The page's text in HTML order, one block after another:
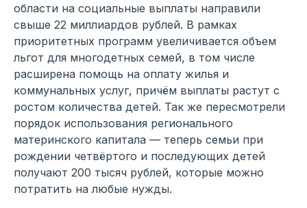
области на социальные выплаты направили
свыше 22 миллиардов рублей. В рамках
приоритетных программ увеличивается объем
льгот для многодетных семей, в том числе
расширена помощь на оплату жилья и
коммунальных услуг, причём выплаты растут с
ростом количества детей. Так же пересмотрели
порядок использования регионального
материнского капитала — теперь семьи при
рождении четвёртого и последующих детей
получают 200 тысяч рублей, которые можно
потратить на любые нужды.